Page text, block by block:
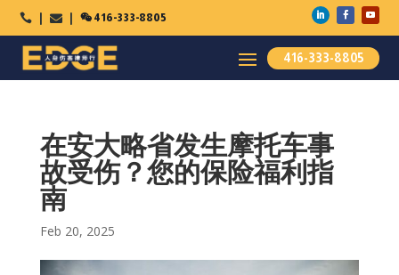
   416-333-8805
416-333-8805
在安大略省发生摩托车事
故受伤？您的保险福利指
南
Feb 20, 2025